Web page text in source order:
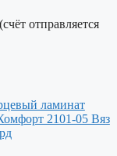
отправляется